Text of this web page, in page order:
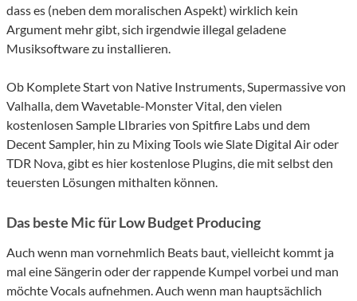
dass es (neben dem moralischen Aspekt) wirklich kein
Argument mehr gibt, sich irgendwie illegal geladene
Musiksoftware zu installieren.
Ob Komplete Start von Native Instruments, Supermassive von
Valhalla, dem Wavetable-Monster Vital, den vielen
kostenlosen Sample LIbraries von Spitfire Labs und dem
Decent Sampler, hin zu Mixing Tools wie Slate Digital Air oder
TDR Nova, gibt es hier kostenlose Plugins, die mit selbst den
teuersten Lösungen mithalten können.
Das beste Mic für Low Budget Producing
Auch wenn man vornehmlich Beats baut, vielleicht kommt ja
mal eine Sängerin oder der rappende Kumpel vorbei und man
möchte Vocals aufnehmen. Auch wenn man hauptsächlich